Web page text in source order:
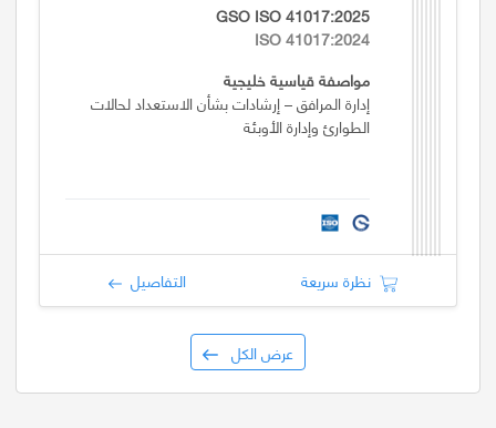
GSO ISO 41017:2025
ISO 41017:2024
مواصفة قياسية خليجية
إدارة المرافق – إرشادات بشأن الاستعداد لحالات
الطوارئ وإدارة الأوبئة
نظرة سريعة التفاصيل
عرض الكل